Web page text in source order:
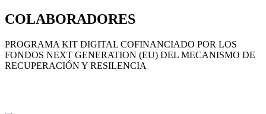
COLABORADORES
PROGRAMA KIT DIGITAL COFINANCIADO POR LOS
FONDOS NEXT GENERATION (EU) DEL MECANISMO DE
RECUPERACIÓN Y RESILENCIA